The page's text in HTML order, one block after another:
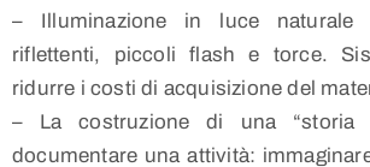
– Illuminazione in luce naturale
riflettenti, piccoli flash e torce.
ridurre i costi di acquisizione del
– La costruzione di una “storia
documentare una attività: